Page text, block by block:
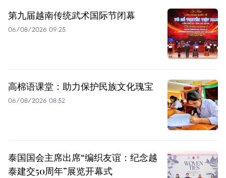
第九届越南传统武术国际节闭幕
06/08/2026 09:25
高棉语课堂：助力保护民族文化瑰宝
06/08/2026 08:52
泰国国会主席出席“编织友谊：纪念越
泰建交50周年”展览开幕式